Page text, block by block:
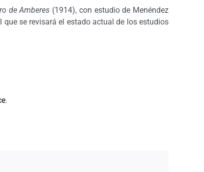
de Amberes (1914), con estudio de Menéndez
se revisará el estado actual de los estudios
.